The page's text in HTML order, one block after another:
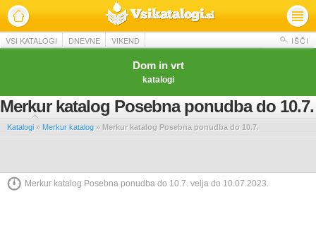
VSI KATALOGI DNEVNE VIKEND IŠČI
Dom in vrt
katalogi
Merkur katalog Posebna ponudba do 10.7.
Katalogi » Merkur katalog » Merkur katalog Posebna ponudba do 10.7.
Merkur katalog Posebna ponudba do 10.7. velja do 10.07.2023.